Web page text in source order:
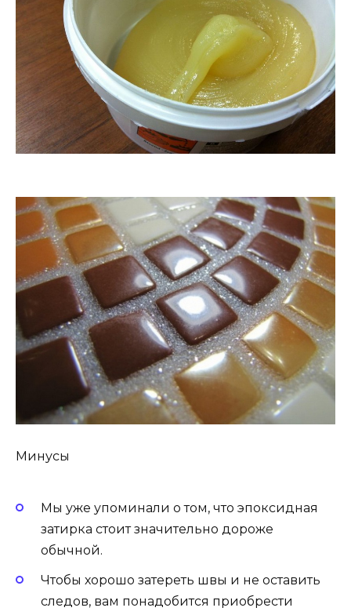
Минусы
Мы уже упоминали о том, что эпоксидная
затирка стоит значительно дороже
обычной.
Чтобы хорошо затереть швы и не оставить
следов, вам понадобится приобрести